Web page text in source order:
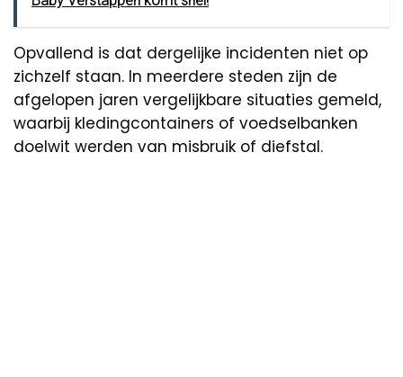
Opvallend is dat dergelijke incidenten niet op
zichzelf staan. In meerdere steden zijn de
afgelopen jaren vergelijkbare situaties gemeld,
waarbij kledingcontainers of voedselbanken
doelwit werden van misbruik of diefstal.